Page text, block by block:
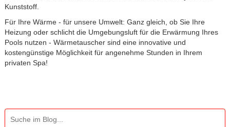
Kunststoff.
Für Ihre Wärme - für unsere Umwelt: Ganz gleich, ob Sie Ihre
Heizung oder schlicht die Umgebungsluft für die Erwärmung Ihres
Pools nutzen - Wärmetauscher sind eine innovative und
kostengünstige Möglichkeit für angenehme Stunden in Ihrem
privaten Spa!